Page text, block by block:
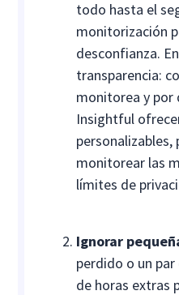
todo hasta el
monitorización
desconfianza.
transparencia:
monitorea y por
Insightful
personalizables,
monitorear las
límites de
Ignorar
perdido o un
de horas extras